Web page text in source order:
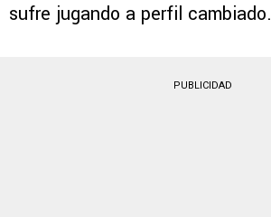
sufre jugando a perfil cambiado.
PUBLICIDAD